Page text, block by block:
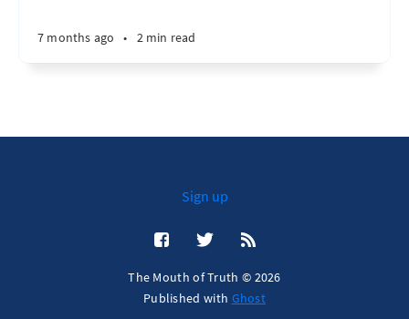
7 months ago • 2 min read
Sign up
The Mouth of Truth © 2026
Published with Ghost